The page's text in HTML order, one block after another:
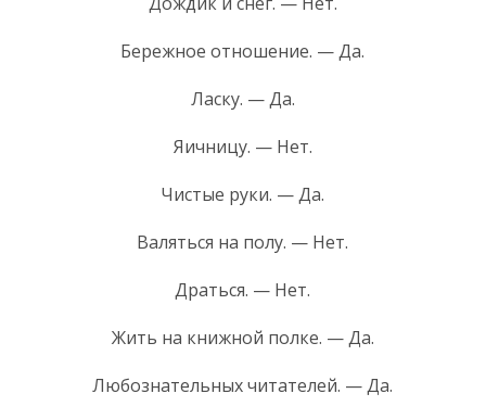
Бережное отношение. — Да.
Ласку. — Да.
Яичницу. — Нет.
Чистые руки. — Да.
Валяться на полу. — Нет.
Драться. — Нет.
Жить на книжной полке. — Да.
Любознательных читателей. — Да.